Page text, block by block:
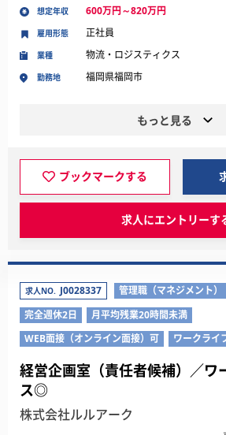
想定年収 600万円～820万円
業種 物流・ロジスティクス
勤務地 福岡県福岡市
雇用形態 正社員
もっと見る
ブックマークする
求人にエントリーす
求人NO. J0028337 管理職（マネジメント）
完全週休2日
月平均残業20時間未満
WEB面接（オンライン面接）可
ワークライ
経営企画室（責任者候補）／ワ
ス◎
株式会社ルルアーク